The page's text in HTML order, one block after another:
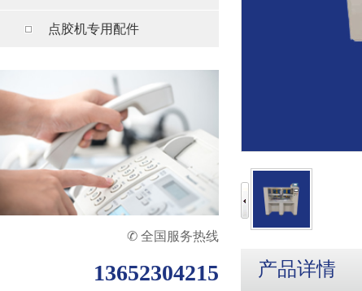
点胶机专用配件
✆ 全国服务热线
13652304215 产品详情